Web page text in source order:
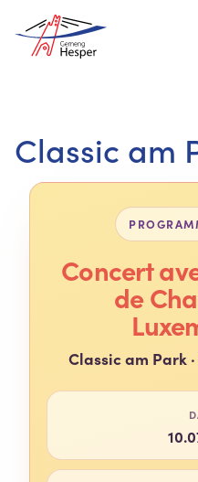
Classic am
Concert
de
Classic am Park